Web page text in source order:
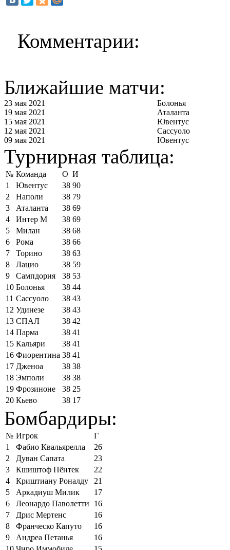
Комментарии:
Ближайшие матчи:
23 мая 2021
Болонья
19 мая 2021
Аталанта
15 мая 2021
Ювентус
12 мая 2021
Сассуоло
09 мая 2021
Ювентус
Турнирная таблица:
№ Команда О И
1
Ювентус 38 90
2
Наполи 38 79
3
Аталанта 38 69
4
Интер М 38 69
5
Милан 38 68
6
Рома 38 66
7
Торино 38 63
8
Лацио 38 59
9
Сампдория 38 53
10 Болонья 38 44
11 Сассуоло 38 43
12 Удинезе 38 43
13 СПАЛ 38 42
14 Парма 38 41
15 Кальяри 38 41
16 Фиорентина 38 41
17 Дженоа 38 38
18 Эмполи 38 38
19 Фрозиноне 38 25
20 Кьево 38 17
Бомбардиры:
№ Игрок
Г
1
Фабио Квальярелла
26
2
Дуван Сапата
23
3
Кшиштоф Пёнтек
22
4
Криштиану Роналду
21
5
Аркадиуш Милик
17
6
Леонардо Паволетти
16
7
Дрис Мертенс
16
8
Франческо Капуто
16
9
Андреа Петанья
16